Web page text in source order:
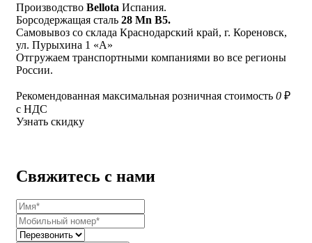
Производство Bellota Испания.
Борсодержащая сталь 28 Mn B5.
Самовывоз со склада Краснодарский край, г. Кореновск,
ул. Пурыхина 1 «А»
Отгружаем транспортными компаниями во все регионы
России.
Рекомендованная максимальная розничная стоимость 0 ₽
с НДС
Узнать скидку
Свяжитесь с нами